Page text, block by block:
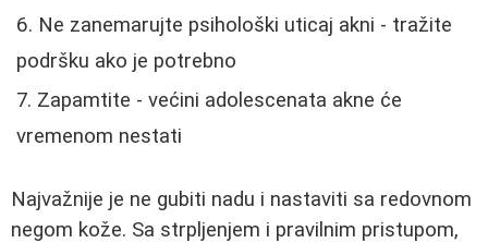
Ne zanemarujte psihološki uticaj akni - tražite
podršku ako je potrebno
Zapamtite - većini adolescenata akne će
vremenom nestati
Najvažnije je ne gubiti nadu i nastaviti sa redovnom
negom kože. Sa strpljenjem i pravilnim pristupom,